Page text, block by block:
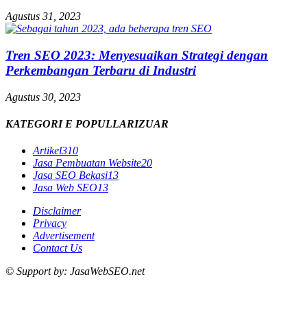
Agustus 31, 2023
Tren SEO 2023: Menyesuaikan Strategi dengan
Perkembangan Terbaru di Industri
Agustus 30, 2023
KATEGORI E POPULLARIZUAR
Artikel310
Jasa Pembuatan Website20
Jasa SEO Bekasi13
Jasa Web SEO13
Disclaimer
Privacy
Advertisement
Contact Us
© Support by: JasaWebSEO.net